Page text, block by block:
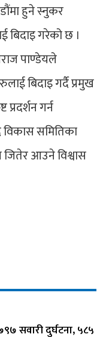
हुने स्नुकर
बिदाइ गरेको छ ।
पाण्डेयले
बिदाइ गर्दै प्रमुख
गर्न
समितिका
आउने विश्वास
सवारी दुर्घटना, ५८५